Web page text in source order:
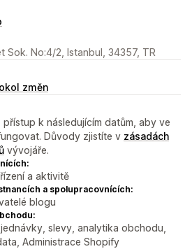
Sok. No:4/2, Istanbul, 34357, TR
změn
k následujícím datům, aby ve
Důvody zjistíte v zásadách
vývojáře.
a aktivitě
a spolupracovnících:
blogu
slevy, analytika obchodu,
Administrace Shopify